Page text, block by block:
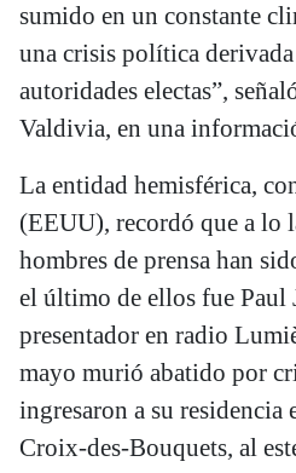
sumido en un constante
una crisis política derivada
autoridades electas”,
Valdivia, en una
La entidad hemisférica,
(EEUU), recordó que a lo
hombres de prensa han
el último de ellos fue Paul
presentador en radio
mayo murió abatido por
ingresaron a su
Croix-des-Bouquets, al